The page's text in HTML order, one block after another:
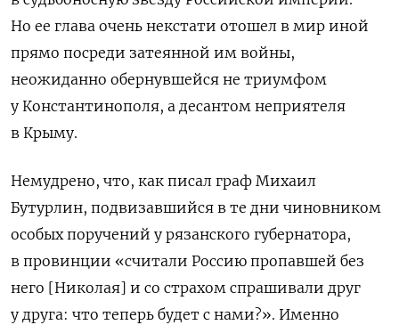
Но ее глава очень некстати отошел в мир иной
прямо посреди затеянной им войны,
неожиданно обернувшейся не триумфом
у Константинополя, а десантом неприятеля
в Крыму.
Немудрено, что, как писал граф Михаил
Бутурлин, подвизавшийся в те дни чиновником
особых поручений у рязанского губернатора,
в провинции «считали Россию пропавшей без
него [Николая] и со страхом спрашивали друг
у друга: что теперь будет с нами?». Именно